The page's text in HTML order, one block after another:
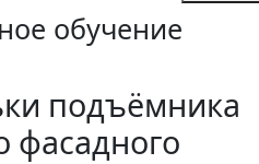
обучение
подъёмника
фасадного